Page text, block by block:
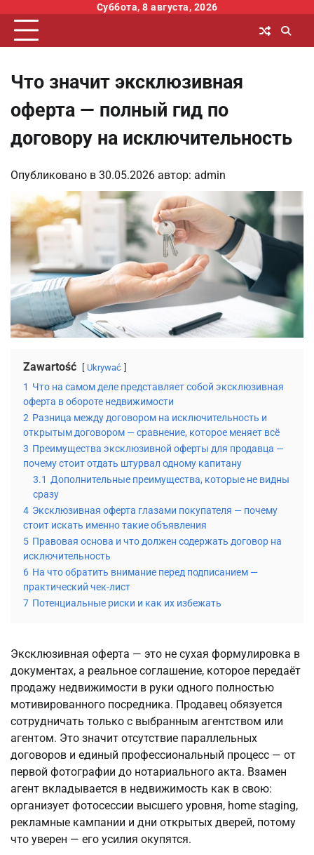
содержимому
Суббота, 8 августа, 2026
Что значит эксклюзивная
оферта — полный гид по
договору на исключительность
Опубликовано в 30.05.2026 автор: admin
Zawartość Ukrywać
1 Что на самом деле представляет собой эксклюзивная
оферта в обороте недвижимости
2 Разница между договором на исключительность и
открытым договором — сравнение, которое меняет всё
3 Преимущества эксклюзивной оферты для продавца —
почему стоит отдать штурвал одному капитану
3.1 Дополнительные преимущества, которые не видны
сразу
4 Эксклюзивная оферта глазами покупателя — почему
стоит искать именно такие объявления
5 Правовая основа и что должен содержать договор на
исключительность
6 На что обратить внимание перед подписанием —
практический чек-лист
7 Потенциальные риски и как их избежать
Эксклюзивная оферта — это не сухая формулировка в
документах, а реальное соглашение, которое передаёт
продажу недвижимости в руки одного полностью
мотивированного посредника. Продавец обязуется
сотрудничать только с выбранным агентством или
агентом. Это значит отсутствие параллельных
договоров и единый профессиональный процесс — от
первой фотографии до нотариального акта. Взамен
агент вкладывается в недвижимость как в свою:
организует фотосессии высшего уровня, home staging,
рекламные кампании и дни открытых дверей, потому
что уверен — его усилия окупятся.